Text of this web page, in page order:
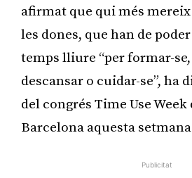
afirmat que qui més
les dones, que han de
temps lliure “per formar-
descansar o cuidar-se”, ha
del congrés Time Use Week
Barcelona aquesta
Publicitat